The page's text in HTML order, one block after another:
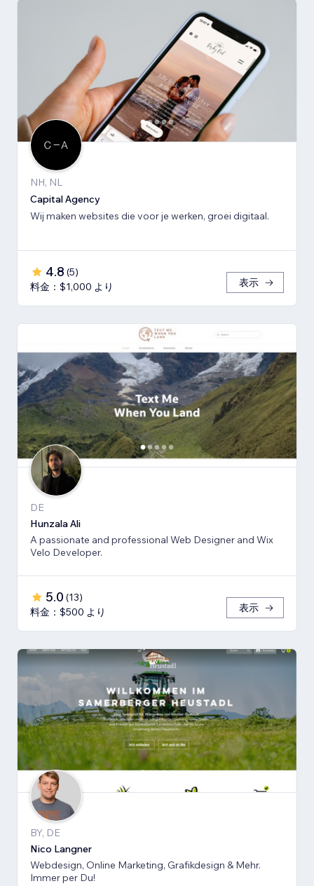
NH, NL
Capital Agency
Wij maken websites die voor je werken, groei digitaal.
4.8 (5)
料金：$1,000 より
表示
DE
Hunzala Ali
A passionate and professional Web Designer and Wix
Velo Developer.
5.0 (13)
料金：$500 より
表示
BY, DE
Nico Langner
Webdesign, Online Marketing, Grafikdesign & Mehr.
Immer per Du!